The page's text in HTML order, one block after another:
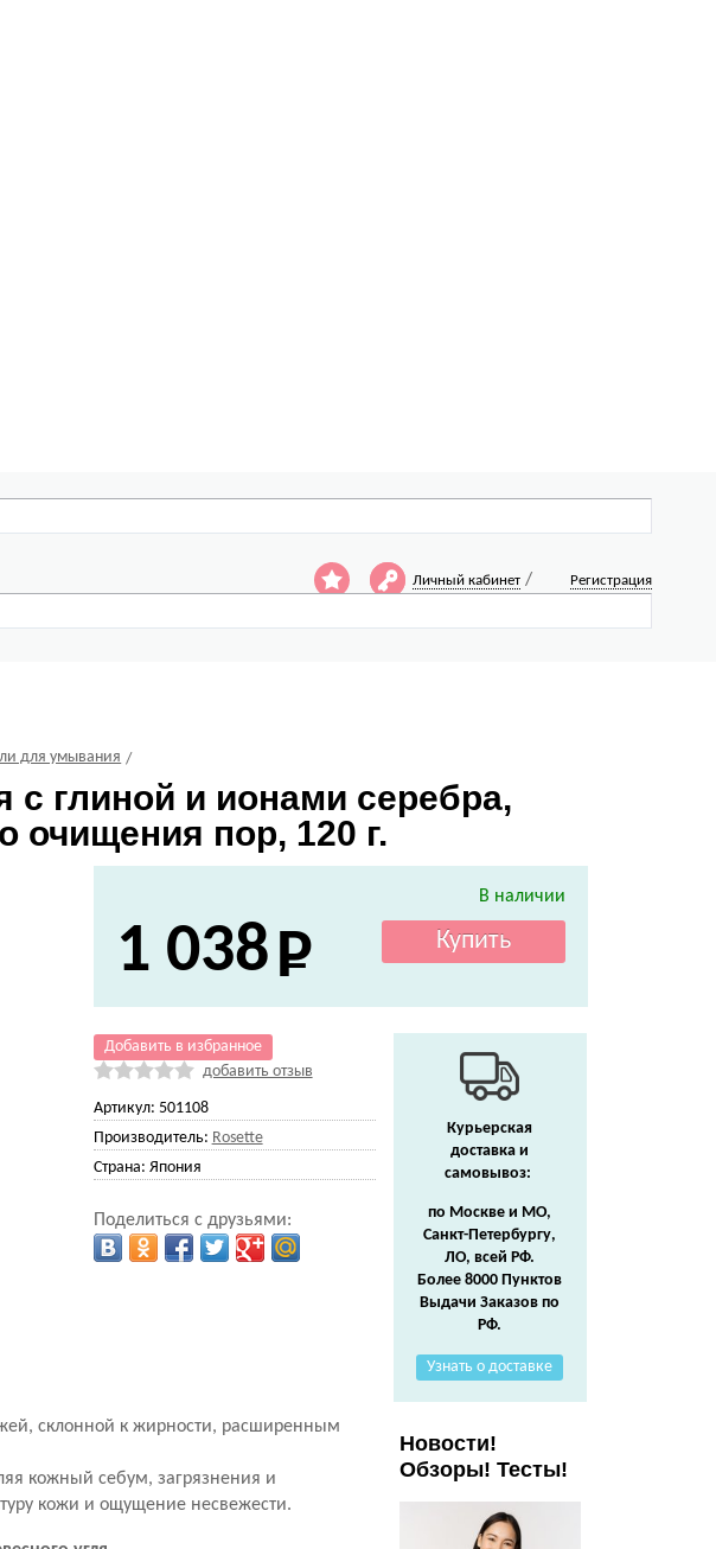
Личный кабинет / Регистрация
для умывания
глиной и ионами серебра,
очищения пор, 120 г.
В наличии
1 038
Добавить в избранное
добавить отзыв
Артикул: 501108
Производитель: Rosette
Страна: Япония
Поделиться с друзьями:
склонной к жирности, расширенным
кожный себум, загрязнения и
кожи и ощущение несвежести.
Курьерская
доставка и
самовывоз:
по Москве и МО,
Санкт-Петербургу,
ЛО, всей РФ.
Более 8000 Пунктов
Выдачи Заказов по
РФ.
Узнать о доставке
Новости!
Обзоры! Тесты!